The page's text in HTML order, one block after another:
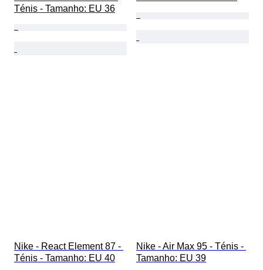
Ténis - Tamanho: EU 36
Nike - React Element 87 -
Ténis - Tamanho: EU 40
Nike - Air Max 95 - Ténis -
Tamanho: EU 39